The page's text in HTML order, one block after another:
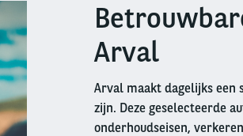
Right
column
Arval
Arval maakt dagelijks een
zijn. Deze geselecteerde
onderhoudseisen,